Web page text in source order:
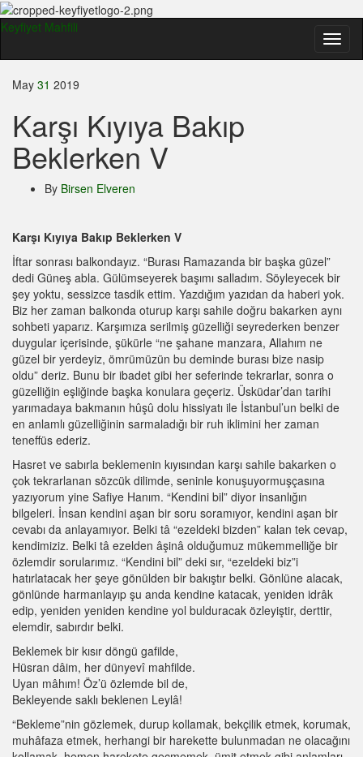
Keyfiyet Mahfili
May 31 2019
Karşı Kıyıya Bakıp
Beklerken V
By Birsen Elveren
Karşı Kıyıya Bakıp Beklerken V
İftar sonrası balkondayız. “Burası Ramazanda bir başka güzel”
dedi Güneş abla. Gülümseyerek başımı salladım. Söyleyecek bir
şey yoktu, sessizce tasdik ettim. Yazdığım yazıdan da haberi yok.
Biz her zaman balkonda oturup karşı sahile doğru bakarken aynı
sohbeti yaparız. Karşımıza serilmiş güzelliği seyrederken benzer
duygular içerisinde, şükürle “ne şahane manzara, Allahım ne
güzel bir yerdeyiz, ömrümüzün bu deminde burası bize nasip
oldu” deriz. Bunu bir ibadet gibi her seferinde tekrarlar, sonra o
güzelliğin eşliğinde başka konulara geçeriz. Üsküdar’dan tarihi
yarımadaya bakmanın hûşû dolu hissiyatı ile İstanbul’un belki de
en anlamlı güzelliğinin sarmaladığı bir ruh iklimini her zaman
teneffüs ederiz.
Hasret ve sabırla beklemenin kıyısından karşı sahile bakarken o
çok tekrarlanan sözcük dilimde, seninle konuşuyormuşçasına
yazıyorum yine Safiye Hanım. “Kendini bil” diyor insanlığın
bilgeleri. İnsan kendini aşan bir soru soramıyor, kendini aşan bir
cevabı da anlayamıyor. Belki tâ “ezeldeki bizden” kalan tek cevap,
kendimiziz. Belki tâ ezelden âşinâ olduğumuz mükemmelliğe bir
özlemdir sorularımız. “Kendini bil” deki sır, “ezeldeki biz”i
hatırlatacak her şeye gönülden bir bakıştır belki. Gönlüne alacak,
gönlünde harmanlayıp şu anda kendine katacak, yeniden idrâk
edip, yeniden yeniden kendine yol bulduracak özleyiştir, derttir,
elemdir, sabırdır belki.
Beklemek bir kısır döngü gafilde,
Hüsran dâim, her dünyevî mahfilde.
Uyan mâhım! Öz’ü özlemde bil de,
Bekleyende saklı beklenen Leylâ!
“Bekleme”nin gözlemek, durup kollamak, bekçilik etmek, korumak,
muhâfaza etmek, herhangi bir harekette bulunmadan ne olacağını